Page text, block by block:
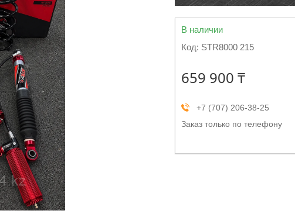
В наличии
Код: STR8000 215
659 900 ₸
+7 (707) 206-38-25
Заказ только по телефону